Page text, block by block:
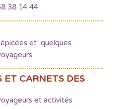
38 14 44
et quelques
ET CARNETS DES
et activités